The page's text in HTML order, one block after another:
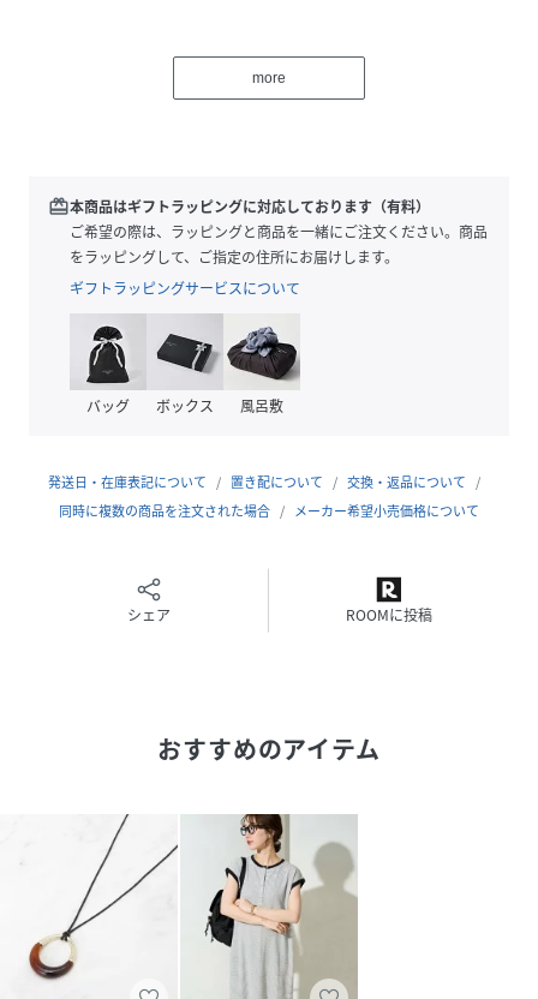
アンティークシルバー・アンティークゴールドの二色展開で
◆コーディネート◆
きらめき感のあるネックレスがあると着こなしが華やぎま
カジュアルスタイルからタウンスタイルまで幅広く活躍しま
フレンチテイストをベースに高級感と新鮮さをかねそなえた
※撮影環境により 光の当たり具合で色味が違って見える場
合があります。
※モデル画像はサンプルを使用しているため、色味やサイ
ズ・プリント位置・仕様などに変更がある場合がございま
す。
more
redeem本商品はギフトラッピングに対応しております（有料）
ご希望の際は、ラッピングと商品を一緒にご注文ください。商品
をラッピングして、ご指定の住所にお届けします。
ギフトラッピングサービスについて
バッグ ボックス 風呂敷
発送日・在庫表記について 置き配について
交換・返品について
同時に複数の商品を注文された場合
メーカー希望小売価格について
シェア ROOMに投稿
おすすめのアイテム